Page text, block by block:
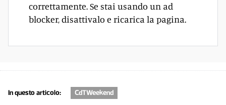
correttamente. Se stai usando un ad
blocker, disattivalo e ricarica la pagina.
In questo articolo: CdTWeekend